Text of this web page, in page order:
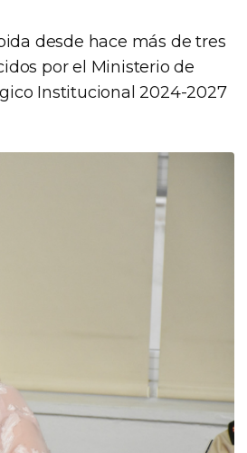
desde hace más de tres
por el Ministerio de
Institucional 2024-2027